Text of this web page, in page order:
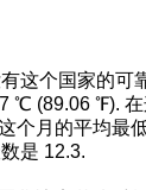
这个国家的可
℃ (89.06 ℉).
个月的平均最
是 12.3.